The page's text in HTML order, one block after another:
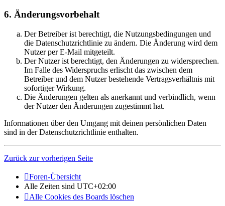
6. Änderungsvorbehalt
Der Betreiber ist berechtigt, die Nutzungsbedingungen und
die Datenschutzrichtlinie zu ändern. Die Änderung wird dem
Nutzer per E-Mail mitgeteilt.
Der Nutzer ist berechtigt, den Änderungen zu widersprechen.
Im Falle des Widerspruchs erlischt das zwischen dem
Betreiber und dem Nutzer bestehende Vertragsverhältnis mit
sofortiger Wirkung.
Die Änderungen gelten als anerkannt und verbindlich, wenn
der Nutzer den Änderungen zugestimmt hat.
Informationen über den Umgang mit deinen persönlichen Daten
sind in der Datenschutzrichtlinie enthalten.
Zurück zur vorherigen Seite
Foren-Übersicht
Alle Zeiten sind UTC+02:00
Alle Cookies des Boards löschen